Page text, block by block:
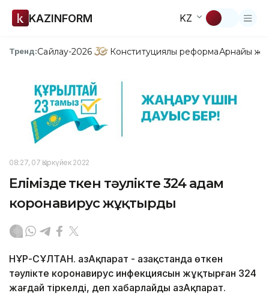
KAZINFORM KZ
Тренд:Сайлау-2026 Конституциялық реформаАрнайы
08:27, 07 Қыркүйек 2022
Елімізде өткен тәулікте 324 адам
коронавирус жұқтырды
НҰР-СҰЛТАН. ҚазАқпарат - Қазақстанда өткен
тәулікте коронавирус инфекциясын жұқтырған 324
жағдай тіркелді, деп хабарлайды ҚазАқпарат.